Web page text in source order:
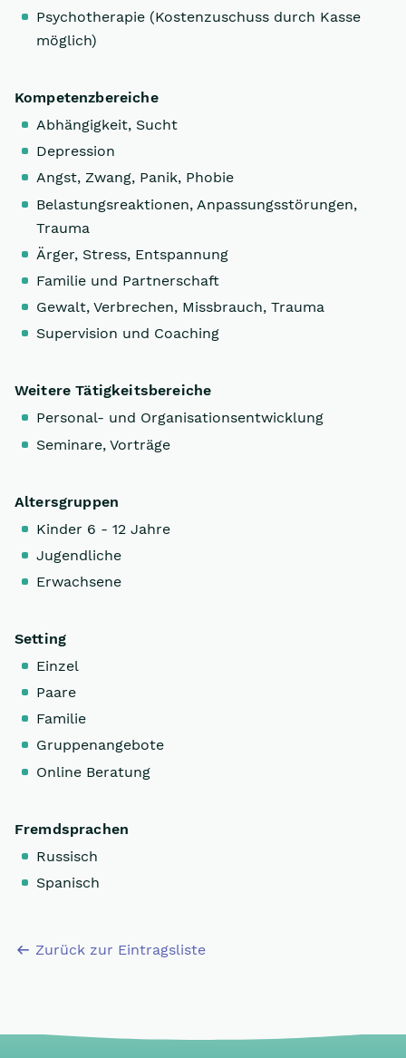
Psychotherapie (Kostenzuschuss durch Kasse
möglich)
Kompetenzbereiche
Abhängigkeit, Sucht
Depression
Angst, Zwang, Panik, Phobie
Belastungsreaktionen, Anpassungsstörungen,
Trauma
Ärger, Stress, Entspannung
Familie und Partnerschaft
Gewalt, Verbrechen, Missbrauch, Trauma
Supervision und Coaching
Weitere Tätigkeitsbereiche
Personal- und Organisationsentwicklung
Seminare, Vorträge
Altersgruppen
Kinder 6 - 12 Jahre
Jugendliche
Erwachsene
Setting
Einzel
Paare
Familie
Gruppenangebote
Online Beratung
Fremdsprachen
Russisch
Spanisch
Zurück zur Eintragsliste